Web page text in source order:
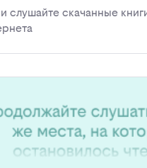
и слушайте скачанные